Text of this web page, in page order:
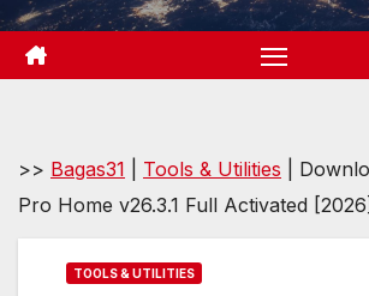
>> Bagas31 Tools & Utilities
Pro Home v26.3.1 Full Activated [2026]
TOOLS & UTILITIES